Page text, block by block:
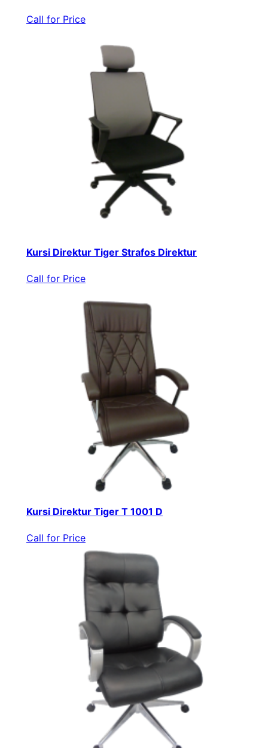
Call for Price
Kursi Direktur Tiger Strafos Direktur
Call for Price
Kursi Direktur Tiger T 1001 D
Call for Price